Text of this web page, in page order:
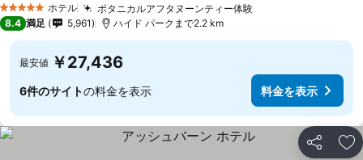
5 ホテルのランク
ホテル
ボタニカルアフタヌーンティー体験
8.4 満足 5,961 ハイド パークまで2.2 km
最安値 ￥27,436
6件のサイトの料金を表示 料金を表示
シェア お